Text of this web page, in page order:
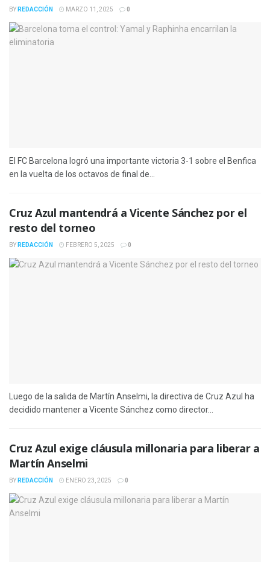
BY REDACCIÓN MARZO 11, 2025 0
El FC Barcelona logró una importante victoria 3-1 sobre el Benfica
en la vuelta de los octavos de final de...
Cruz Azul mantendrá a Vicente Sánchez por el
resto del torneo
BY REDACCIÓN FEBRERO 5, 2025 0
Luego de la salida de Martín Anselmi, la directiva de Cruz Azul ha
decidido mantener a Vicente Sánchez como director...
Cruz Azul exige cláusula millonaria para liberar a
Martín Anselmi
BY REDACCIÓN ENERO 23, 2025 0